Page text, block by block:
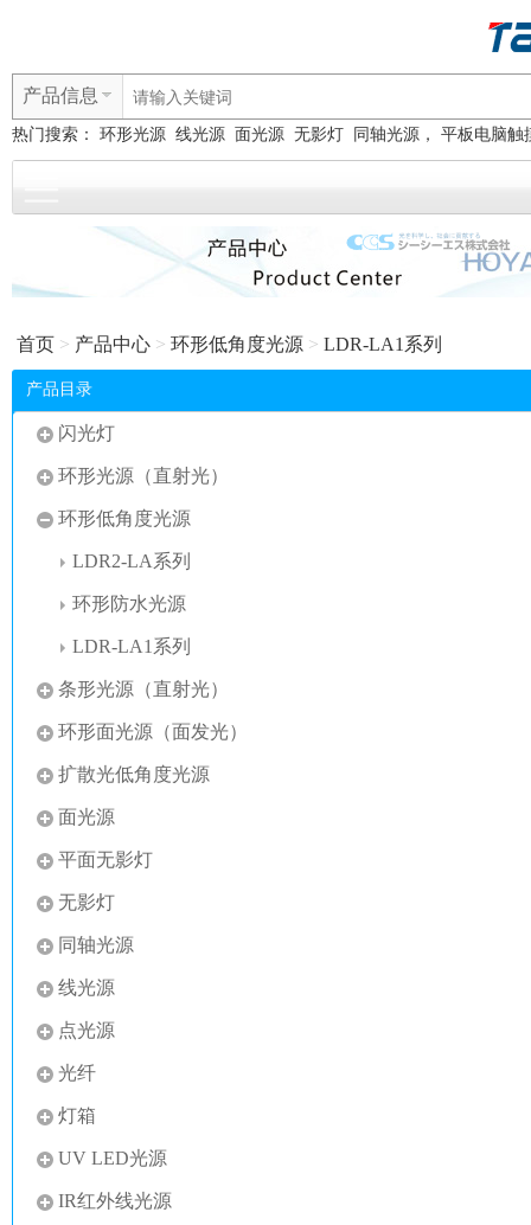
产品信息
热门搜索： 环形光源 线光源 面光源 无影灯 同轴光源， 平板电脑
首页 > 产品中心 > 环形低角度光源 > LDR-LA1系列
产品目录
闪光灯
环形光源（直射光）
环形低角度光源
LDR2-LA系列
环形防水光源
LDR-LA1系列
条形光源（直射光）
环形面光源（面发光）
扩散光低角度光源
面光源
平面无影灯
无影灯
同轴光源
线光源
点光源
光纤
灯箱
UV LED光源
IR红外线光源